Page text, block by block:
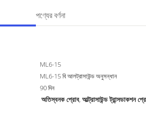
পণ্যের বর্ণনা
ML6-15
ML6-15 বি আলট্রাসাউন্ড অনুসন্ধান
90 দিন
অতিস্বনক প্রোব,আল্ট্রাসাউন্ড ট্রান্সডাকশন